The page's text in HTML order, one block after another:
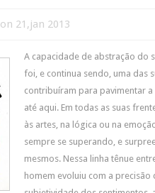
on 21,jan 2013
A capacidade de abstração do
foi, e continua sendo, uma das
contribuíram para pavimentar
até aqui. Em todas as suas
às artes, na lógica ou na
sempre se superando, e
mesmos. Nessa linha tênue
homem evoluiu com a precisão